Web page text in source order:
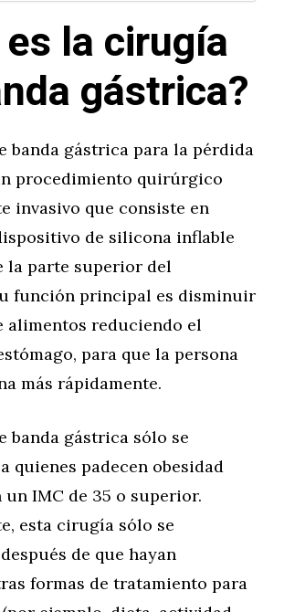
la cirugía
gástrica?
banda gástrica para la pérdida
procedimiento quirúrgico
invasivo que consiste en
de silicona inflable
la parte superior del
función principal es disminuir
alimentos reduciendo el
para que la persona
más rápidamente.
banda gástrica sólo se
quienes padecen obesidad
IMC de 35 o superior.
esta cirugía sólo se
de que hayan
formas de tratamiento para